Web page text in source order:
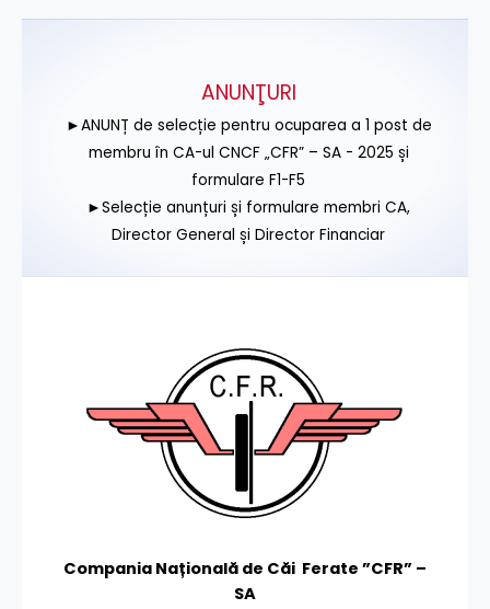
ANUNŢURI
►ANUNȚ de selecție pentru ocuparea a 1 post de
membru în CA-ul CNCF „CFR” – SA - 2025 și
formulare F1-F5
►Selecție anunțuri și formulare membri CA,
Director General și Director Financiar
Compania Națională de Căi Ferate ”CFR” –
SA